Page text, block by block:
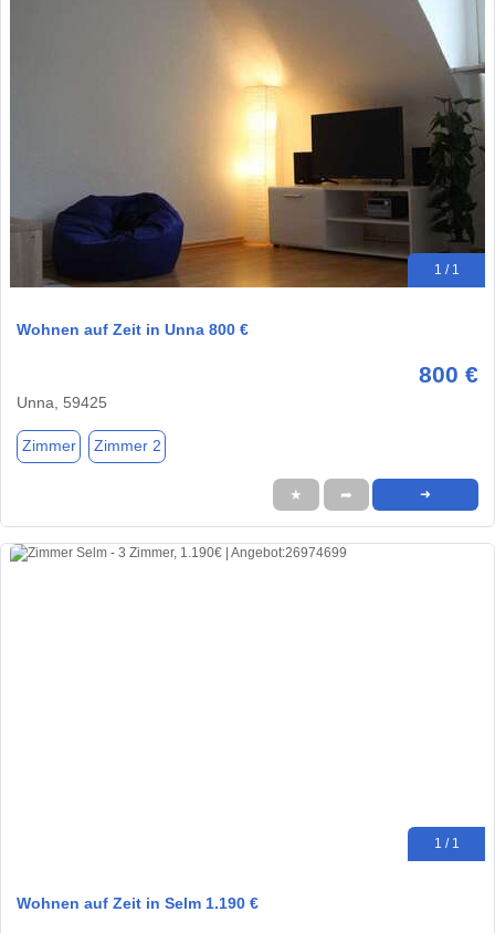
1 / 1
Wohnen auf Zeit in Unna 800 €
800 €
Unna, 59425
Zimmer Zimmer 2
★ ➦ ➜
1 / 1
Wohnen auf Zeit in Selm 1.190 €